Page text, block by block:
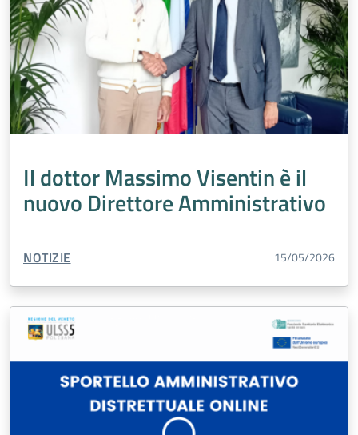
Il dottor Massimo Visentin è il
nuovo Direttore Amministrativo
TIPO CONTENUTO:
NOTIZIE 15/05/2026